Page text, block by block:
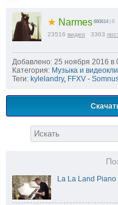
★ Narmes 660614 | 0
23516 видео 3363
Добавлено: 25 ноября 2016 в
Категория: Музыка и
Теги: kylelandry, FFXV -
La La Land